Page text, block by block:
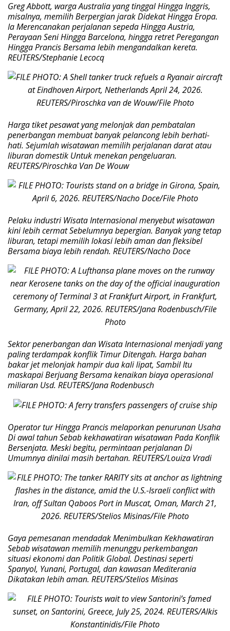
Greg Abbott, warga Australia yang tinggal Hingga Inggris,
misalnya, memilih Berpergian jarak Didekat Hingga Eropa.
Ia Merencanakan perjalanan sepeda Hingga Austria,
Perayaan Seni Hingga Barcelona, hingga retret Peregangan
Hingga Prancis Bersama lebih mengandalkan kereta.
REUTERS/Stephanie Lecocq
Harga tiket pesawat yang melonjak dan pembatalan
penerbangan membuat banyak pelancong lebih berhati-
hati. Sejumlah wisatawan memilih perjalanan darat atau
liburan domestik Untuk menekan pengeluaran.
REUTERS/Piroschka Van De Wouw
Pelaku industri Wisata Internasional menyebut wisatawan
kini lebih cermat Sebelumnya bepergian. Banyak yang tetap
liburan, tetapi memilih lokasi lebih aman dan fleksibel
Bersama biaya lebih rendah. REUTERS/Nacho Doce
Sektor penerbangan dan Wisata Internasional menjadi yang
paling terdampak konflik Timur Ditengah. Harga bahan
bakar jet melonjak hampir dua kali lipat, Sambil Itu
maskapai Berjuang Bersama kenaikan biaya operasional
miliaran Usd. REUTERS/Jana Rodenbusch
Operator tur Hingga Prancis melaporkan penurunan Usaha
Di awal tahun Sebab kekhawatiran wisatawan Pada Konflik
Bersenjata. Meski begitu, permintaan perjalanan Di
Umumnya dinilai masih bertahan. REUTERS/Louiza Vradi
Gaya pemesanan mendadak Menimbulkan Kekhawatiran
Sebab wisatawan memilih menunggu perkembangan
situasi ekonomi dan Politik Global. Destinasi seperti
Spanyol, Yunani, Portugal, dan kawasan Mediterania
Dikatakan lebih aman. REUTERS/Stelios Misinas